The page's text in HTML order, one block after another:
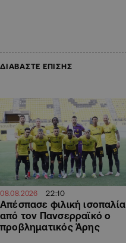
ΔΙΑΒΑΣΤΕ ΕΠΙΣΗΣ
08.08.2026 22:10
Απέσπασε φιλική ισοπαλία
από τον Πανσερραϊκό ο
προβληματικός Άρης